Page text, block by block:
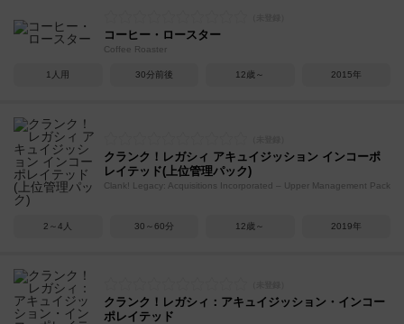
コーヒー・ロースター
Coffee Roaster
1人用 30分前後 12歳～ 2015年
クランク！レガシィ アキュイジッション インコーポ
レイテッド(上位管理パック)
Clank! Legacy: Acquisitions Incorporated – Upper Management Pack
2～4人 30～60分 12歳～ 2019年
クランク！レガシィ：アキュイジッション・インコー
ポレイテッド